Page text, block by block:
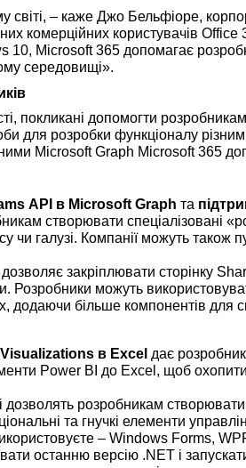
– каже Джо Бельфіоре,
комерційних користувачів
10, Microsoft 365 допомагає
середовищі».
покликані допомогти
для розробки функціоналу
Microsoft Graph Microsoft 365
API в Microsoft Graphта
створювати спеціалізовані
чи галузі. Компанії можуть також
дозволяє закріплювати сторінку
Розробники можуть
додаючи більше компонентів для
Visualizations в Excel дає
Power BI до Excel, щоб охопити
дозволять розробникам
та гнучкі елементи
– Windows Forms,
останню версію .NET і